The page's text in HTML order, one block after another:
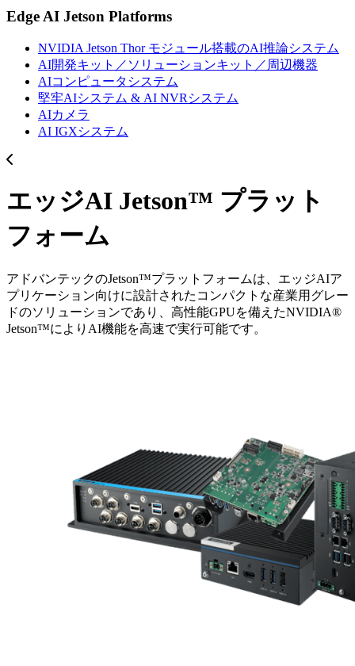
Edge AI Jetson Platforms
NVIDIA Jetson Thor モジュール搭載のAI推論システム
AI開発キット／ソリューションキット／周辺機器
AIコンピュータシステム
堅牢AIシステム & AI NVRシステム
AIカメラ
AI IGXシステム
エッジAI Jetson™ プラット
フォーム
アドバンテックのJetson™プラットフォームは、エッジAIア
プリケーション向けに設計されたコンパクトな産業用グレー
ドのソリューションであり、高性能GPUを備えたNVIDIA®
Jetson™によりAI機能を高速で実行可能です。